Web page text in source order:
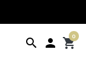
search  shopping_cart
0